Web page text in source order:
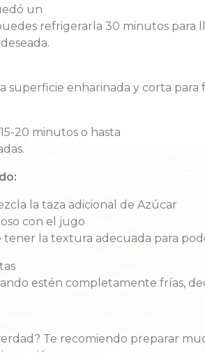
ó un
s refrigerarl a 30 minutos para
desead a.
superficie enharinada y corta para
15-20 minutos o hasta
.
:
lataza adicional de Azúcar
con e jugo
tener latextura adecuada para p
estén completamente frías,
? Te recomiendo preparar